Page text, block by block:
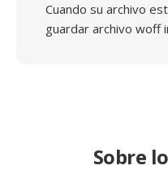
Cuando su archivo
guardar archivo woff
Sobre